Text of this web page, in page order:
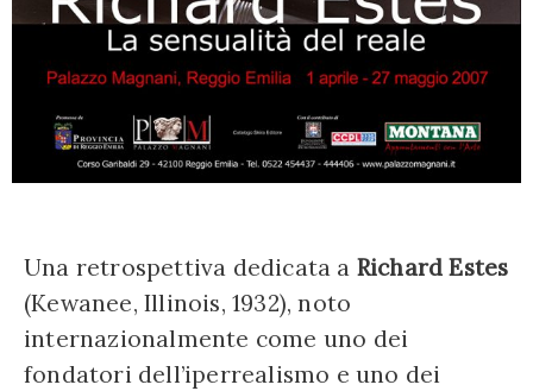
Una retrospettiva dedicata a Richard Estes
(Kewanee, Illinois, 1932), noto
internazionalmente come uno dei
fondatori dell’iperrealismo e uno dei